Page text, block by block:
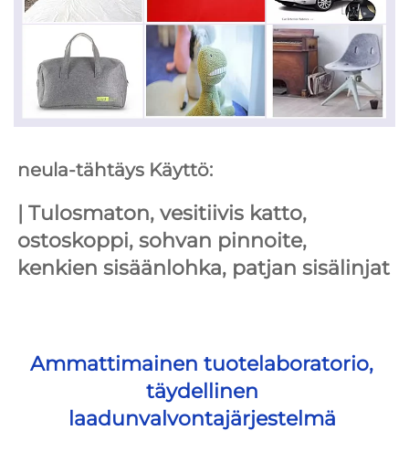
neula-tähtäys Käyttö:
Tulosmaton, vesitiivis katto,
ostoskoppi, sohvan pinnoite,
Ammattimainen tuotelaboratorio,
täydellinen
laadunvalvontajärjestelmä